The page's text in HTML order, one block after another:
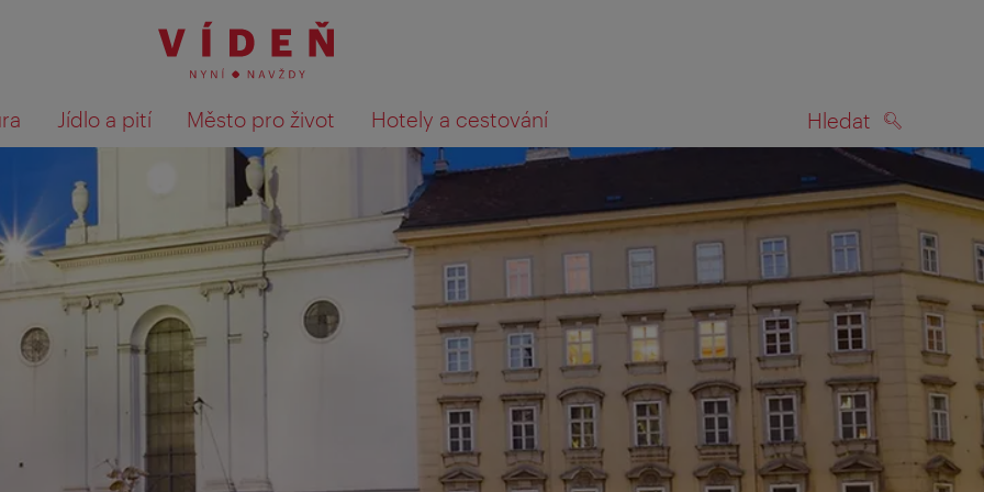
Jídlo a pití Město pro život Hotely a cestování Hledat
Výsledky hledání zobrazit na mapě